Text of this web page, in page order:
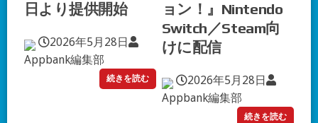
日より提供開始
2026年5月28日
Appbank編集部
続きを読む
ョン！』Nintendo
Switch／Steam向
けに配信
2026年5月28日
Appbank編集部
続きを読む